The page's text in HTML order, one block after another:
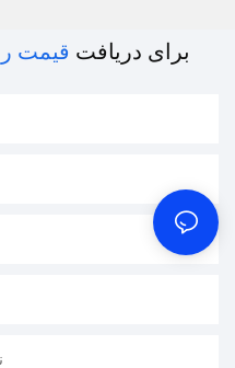
برای دریافت قیمت